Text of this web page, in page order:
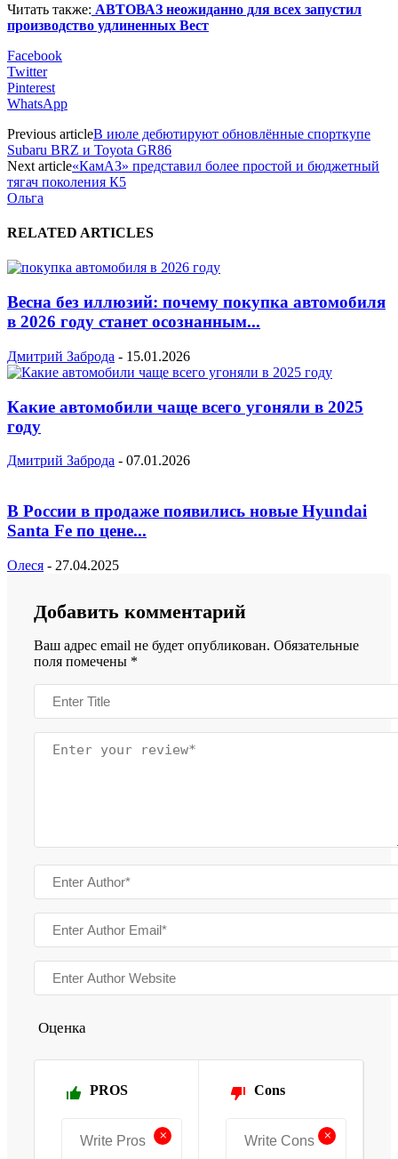
Читать также: АВТОВАЗ неожиданно для всех запустил
производство удлиненных Вест
Facebook
Twitter
Pinterest
WhatsApp
Previous articleВ июле дебютируют обновлённые спорткупе
Subaru BRZ и Toyota GR86
Next article«КамАЗ» представил более простой и бюджетный
тягач поколения К5
Ольга
RELATED ARTICLES
Весна без иллюзий: почему покупка автомобиля
в 2026 году станет осознанным...
Дмитрий Заброда - 15.01.2026
Какие автомобили чаще всего угоняли в 2025
году
Дмитрий Заброда - 07.01.2026
В России в продаже появились новые Hyundai
Santa Fe по цене...
Олеся - 27.04.2025
Добавить комментарий
Ваш адрес email не будет опубликован. Обязательные
поля помечены *
Оценка
PROS
+
Cons
+